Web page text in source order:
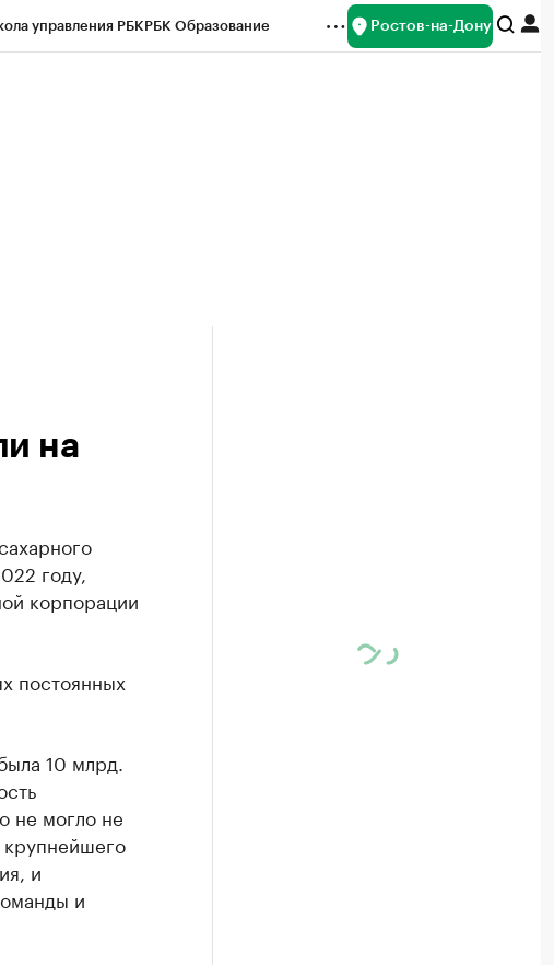
управления РБКРБК Образование Ростов-на-Дону
на
году,
корпорации
постоянных
10 млрд.
не могло не
и
и